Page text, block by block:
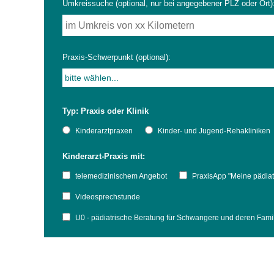
Impfsicherheit
Notdienste
Empfehlungen
Familienzeit
Umkreissuche (optional, nur bei angegebener PLZ oder Ort):
Praxis-Schwerpunkt (optional):
Typ: Praxis oder Klinik
Kinderarztpraxen Kinder- und Jugend-Rehakliniken
Kinderarzt-Praxis mit:
telemedizinischem Angebot PraxisApp "Meine
Videosprechstunde
U0 - pädiatrische Beratung für Schwangere und deren